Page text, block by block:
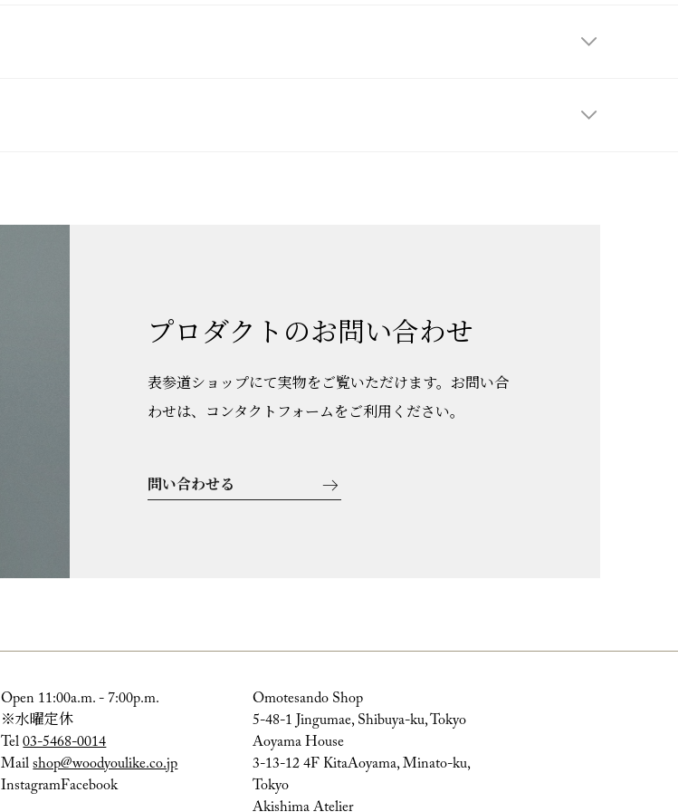
プロダクトのお問い合わせ
表参道ショップにて実物をご覧いただけます。お問い合
わせは、コンタクトフォームをご利用ください。
問い合わせる
Open 11:00a.m. - 7:00p.m.
※水曜定休
Tel03-5468-0014
Mailshop@woodyoulike.co.jp
InstagramFacebook
Omotesando Shop
5-48-1 Jingumae, Shibuya-ku, Tokyo
Aoyama House
3-13-12 4F KitaAoyama, Minato-ku,
Tokyo
Akishima Atelier